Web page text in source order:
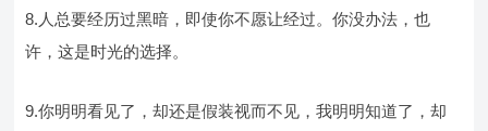
8.人总要经历过黑暗，即使你不愿让经过。你没办法，也
许，这是时光的选择。
9.你明明看见了，却还是假装视而不见，我明明知道了，却